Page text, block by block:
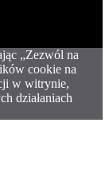
„Zezwól na
cookie na
w witrynie,
działaniach